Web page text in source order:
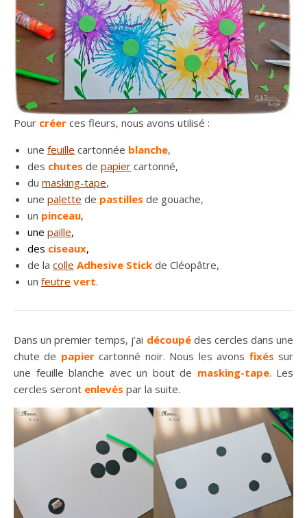
Pour créer ces fleurs, nous avons utilisé :
une feuille cartonnée blanche,
des chutes de papier cartonné,
du masking-tape,
une palette de pastilles de gouache,
un pinceau,
une paille,
des ciseaux,
de la colle Adhesive Stick de Cléopâtre,
un feutre vert.
Dans un premier temps, j’ai découpé des cercles dans une
chute de papier cartonné noir. Nous les avons fixés sur
une feuille blanche avec un bout de masking-tape. Les
cercles seront enlevés par la suite.